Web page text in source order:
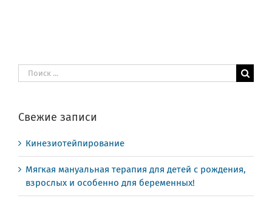
Результат
поиска:
Свежие записи
Кинезиотейпирование
Мягкая мануальная терапия для детей с рождения,
взрослых и особенно для беременных!